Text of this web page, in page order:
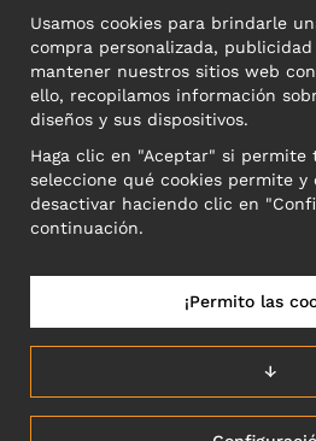
REDES
DIRECCIÓN
Motley Denim
Narva mnt 5, EE-
Reg:
ESPAÑA/
Usamos cookies para brindarle
compra personalizada,
mantener nuestros sitios web
ello, recopilamos información
diseños y sus dispositivos.
Haga clic en "Aceptar" si permite
seleccione qué cookies permite y
desactivar haciendo clic en
continuación.
↓
¡Permito las